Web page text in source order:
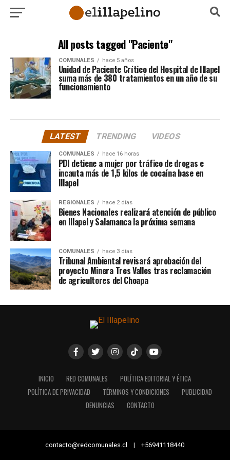
All posts tagged "Paciente"
COMUNALES hace 5 años
Unidad de Paciente Crítico del Hospital de Illapel
suma más de 380 tratamientos en un año de su
funcionamiento
LATEST TRENDING VIDEOS
COMUNALES hace 16 horas
PDI detiene a mujer por tráfico de drogas e
incauta más de 1,5 kilos de cocaína base en
Illapel
REGIONALES hace 2 días
Bienes Nacionales realizará atención de público
en Illapel y Salamanca la próxima semana
COMUNALES hace 3 días
Tribunal Ambiental revisará aprobación del
proyecto Minera Tres Valles tras reclamación
de agricultores del Choapa
INICIO RED COMUNALES
POLÍTICA EDITORIAL Y ÉTICA
POLÍTICA DE PRIVACIDAD
TÉRMINOS Y CONDICIONES
PUBLICIDAD
DENUNCIAS
CONTACTO
contacto@redcomunales.cl | +56941118440